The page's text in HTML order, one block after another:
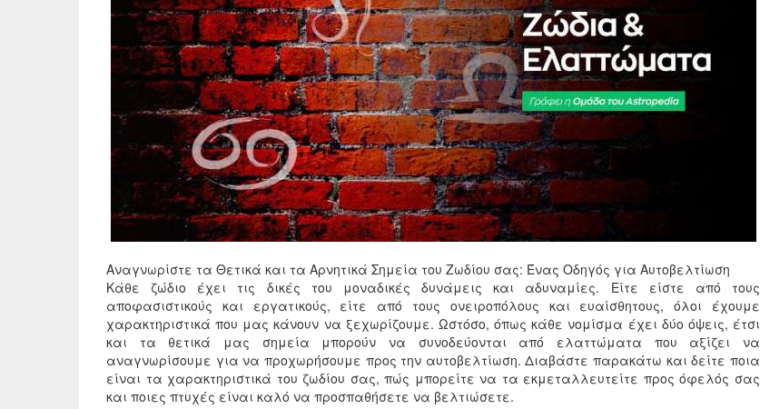
Αναγνωρίστε τα Θετικά και τα Αρνητικά Σημεία του Ζωδίου σας: Ένας Οδηγός για Αυτοβελτίωση
Κάθε ζώδιο έχει τις δικές του μοναδικές δυνάμεις και αδυναμίες. Είτε είστε από τους
αποφασιστικούς και εργατικούς, είτε από τους ονειροπόλους και ευαίσθητους, όλοι έχουμε
χαρακτηριστικά που μας κάνουν να ξεχωρίζουμε. Ωστόσο, όπως κάθε νομίσμα έχει δύο όψεις, έτσι
και τα θετικά μας σημεία μπορούν να συνοδεύονται από ελαττώματα που αξίζει να
αναγνωρίσουμε για να προχωρήσουμε προς την αυτοβελτίωση. Διαβάστε παρακάτω και δείτε ποια
είναι τα χαρακτηριστικά του ζωδίου σας, πώς μπορείτε να τα εκμεταλλευτείτε προς όφελός σας
και ποιες πτυχές είναι καλό να προσπαθήσετε να βελτιώσετε.